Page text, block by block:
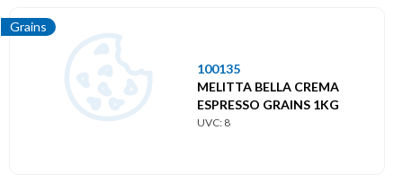
Grains
100135
MELITTA BELLA CREMA
ESPRESSO GRAINS 1KG
UVC: 8